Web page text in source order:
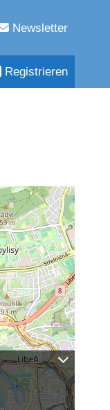
Newsletter
Registrieren